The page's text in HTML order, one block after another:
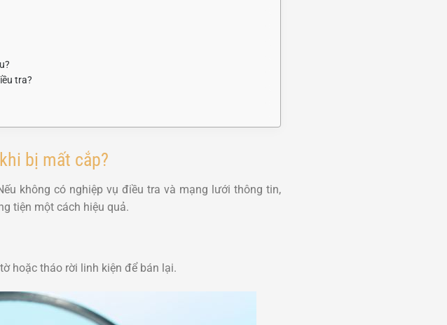
tra?
bị mất cắp?
không có nghiệp vụ điều tra và mạng lưới thông tin,
tiện một cách hiệu quả.
hoặc tháo rời linh kiện để bán lại.